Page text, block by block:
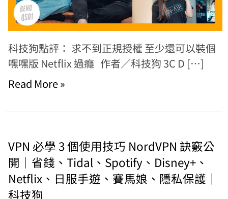
科技狗點評： 求不到正規授權 至少還可以裝個
嘿嘿版 Netflix 過癮 作者／科技狗 3C D […]
Read More »
VPN 必學 3 個使用技巧 NordVPN 訣竅公
開｜省錢、Tidal、Spotify、Disney+、
Netflix、日服手遊、賽馬娘、隱私保護｜
科技狗